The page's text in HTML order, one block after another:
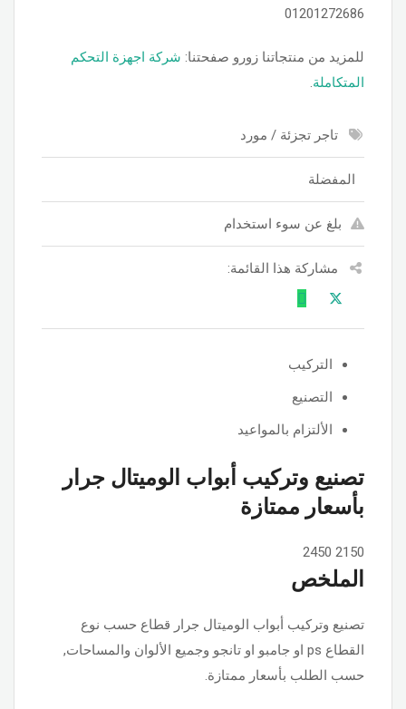
01201272686
للمزيد من منتجاتنا زورو صفحتنا: شركة اجهزة التحكم
المتكاملة.
تاجر تجزئة / مورد
المفضلة
بلغ عن سوء استخدام
مشاركة هذا القائمة:
التركيب
التصنيع
الألتزام بالمواعيد
تصنيع وتركيب أبواب الوميتال جرار
بأسعار ممتازة
2150
2450
الملخص
تصنيع وتركيب أبواب الوميتال جرار قطاع حسب نوع
القطاع ps او جامبو او تانجو وجميع الألوان والمساحات,
حسب الطلب بأسعار ممتازة.